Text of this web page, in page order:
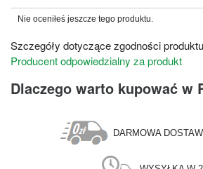
Nie oceniłeś jeszcze tego produktu.
Szczegóły dotyczące zgodności
Producent odpowiedzialny za produkt
Dlaczego warto kupować w
DARMOWA